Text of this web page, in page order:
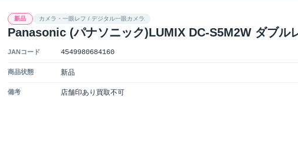
新品 カメラ・一眼レフ / デジタル一眼カメラ
Panasonic (パナソニック)LUMIX DC-S5M2W ダブル
JANコード 4549980684160
商品状態 新品
備考 店舗印あり買取不可